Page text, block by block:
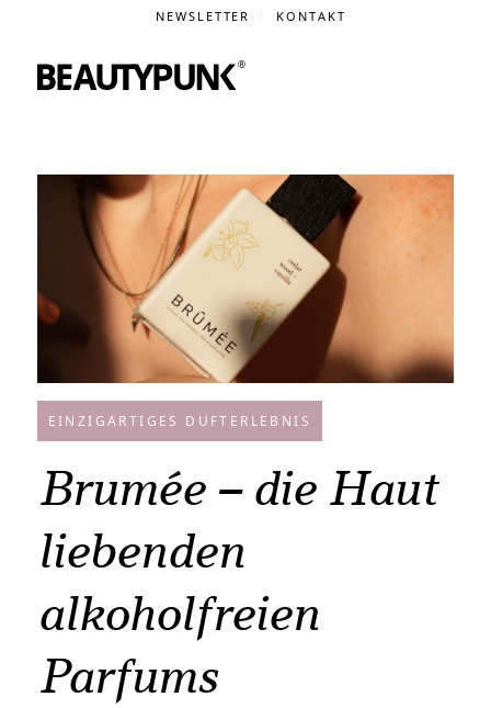
NEWSLETTER KONTAKT
EINZIGARTIGES DUFTERLEBNIS
Brumée – die Haut
liebenden
alkoholfreien
Parfums